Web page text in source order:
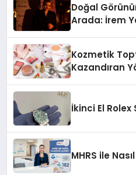
Doğal
Arada: İrem
Kozmetik
Kazandıran
İkinci El Rolex
MHRS ile